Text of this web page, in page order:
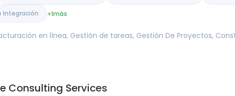
Integración +1más
en línea, Gestión de tareas, Gestión De Proyectos,
Consulting Services